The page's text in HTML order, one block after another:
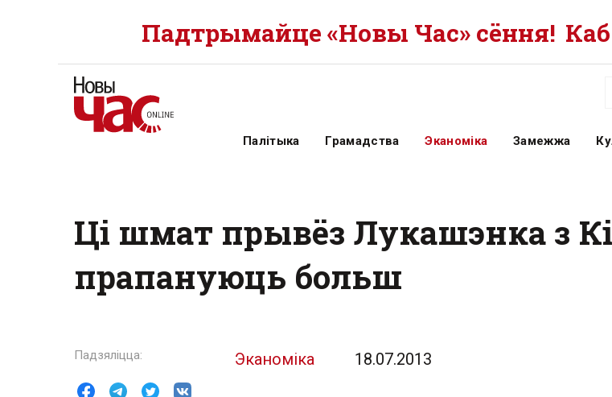
Падтрымайце «Новы Час» сёння!
Палітыка Грамадства Эканоміка Замежжа
Ці шмат прывёз Лукашэнка з
прапануюць больш
Эканоміка 18.07.2013